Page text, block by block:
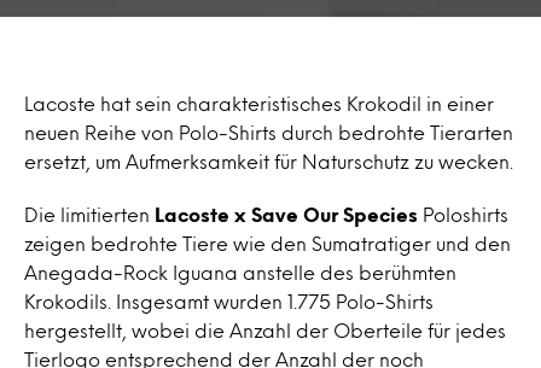
Lacoste hat sein charakteristisches Krokodil in einer
neuen Reihe von Polo-Shirts durch bedrohte Tierarten
ersetzt, um Aufmerksamkeit für Naturschutz zu wecken.
Die limitierten Lacoste x Save Our Species Poloshirts
zeigen bedrohte Tiere wie den Sumatratiger und den
Anegada-Rock Iguana anstelle des berühmten
Krokodils. Insgesamt wurden 1.775 Polo-Shirts
hergestellt, wobei die Anzahl der Oberteile für jedes
Tierlogo entsprechend der Anzahl der noch